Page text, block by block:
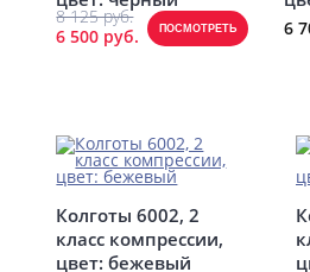
8 125 руб.
6 500 руб.
ПОСМОТРЕТЬ 6
Колготы 6002, 2
класс компрессии,
цвет: бежевый